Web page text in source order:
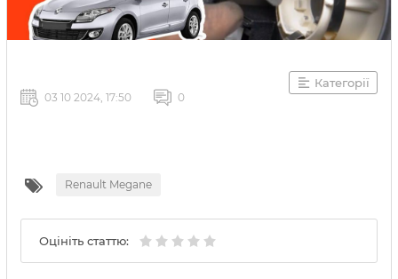
Категорії
03 10 2024, 17:50 0
Renault Megane
Оцініть статтю: